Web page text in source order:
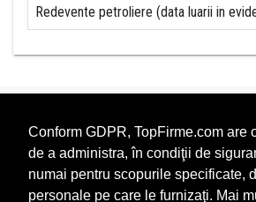
Conform GDPR, TopFirme.com are
de a administra, în condiţii de
numai pentru scopurile specificate,
personale pe care le furnizaţi. Mai
Redevente petroliere (data luarii in
Topurile sunt realizate deTopFirme
pe
depuse si au scop informativ.
Este interzisa folosirea topurilor fara
precizarea sursei.